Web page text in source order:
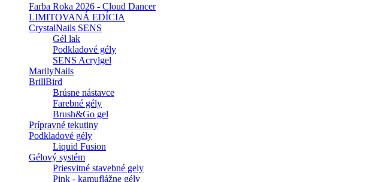
Farba Roka 2026 - Cloud Dancer
LIMITOVANÁ EDÍCIA
CrystalNails SENS
Gél lak
Podkladové gély
SENS Acrylgel
MarilyNails
BrillBird
Brúsne nástavce
Farebné gély
Brush&Go gel
Prípravné tekutiny
Podkladové gély
Liquid Fusion
Gélový systém
Priesvitné stavebné gely
Pink - kamuflážne gély